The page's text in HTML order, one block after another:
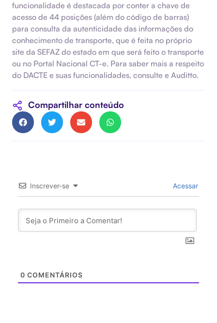
funcionalidade é destacada por conter a chave de
acesso de 44 posições (além do código de barras)
para consulta da autenticidade das informações do
conhecimento de transporte, que é feita no próprio
site da SEFAZ do estado em que será feito o transporte
ou no Portal Nacional CT-e. Para saber mais a respeito
do DACTE e suas funcionalidades, consulte e Auditto.
Compartilhar conteúdo
Inscrever-se Acessar
0 COMENTÁRIOS